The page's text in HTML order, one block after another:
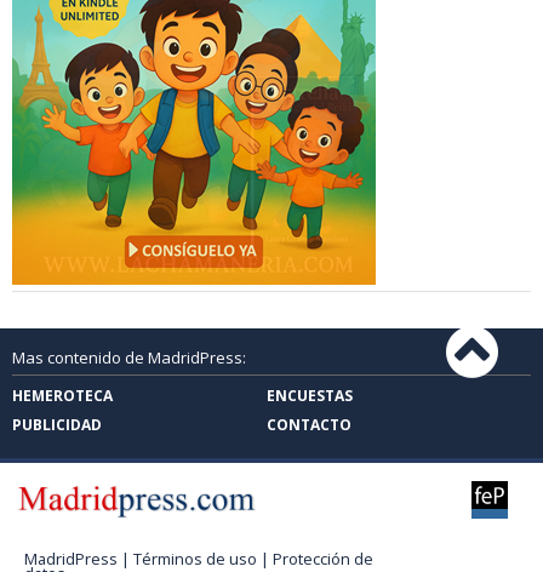
Mas contenido de MadridPress:
HEMEROTECA
ENCUESTAS
PUBLICIDAD
CONTACTO
MadridPress | Términos de uso | Protección de